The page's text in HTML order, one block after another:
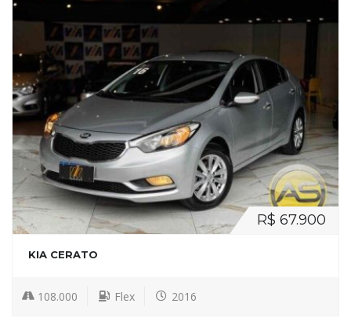
R$ 67.900
KIA CERATO
108.000 Flex 2016